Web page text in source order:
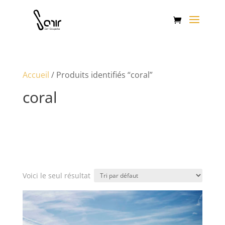
Accueil / Produits identifiés “coral”
coral
Voici le seul résultat